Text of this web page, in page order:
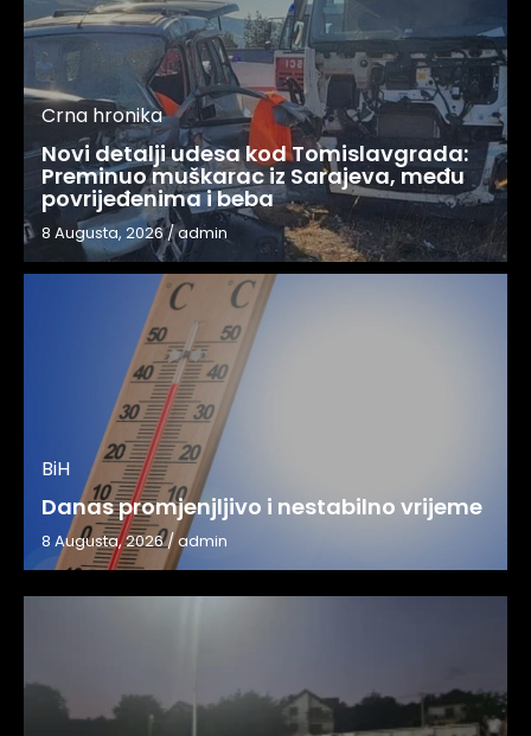
Crna hronika
Novi detalji udesa kod Tomislavgrada:
Preminuo muškarac iz Sarajeva, među
povrijeđenima i beba
8 Augusta, 2026/admin
BiH
Danas promjenjljivo i nestabilno vrijeme
8 Augusta, 2026/admin